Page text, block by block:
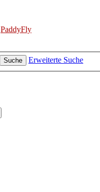
PaddyFly
Suche
Erweiterte Suche